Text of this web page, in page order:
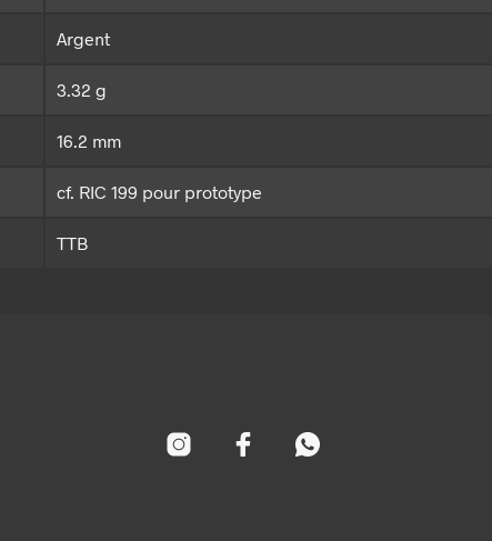
Argent
3.32 g
16.2 mm
cf. RIC 199 pour prototype
TTB